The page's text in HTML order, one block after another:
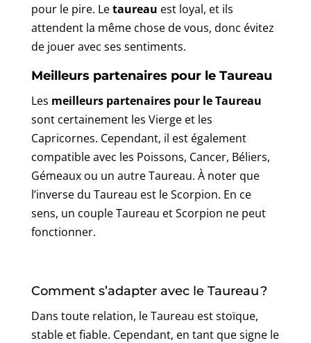
pour le pire. Letaureau est loyal, et ils
attendent la même chose de vous, donc évitez
de jouer avec ses sentiments.
Meilleurs partenaires pour le Taureau
Les meilleurs partenaires pour le Taureau
sont certainement les Vierge et les
Capricornes. Cependant, il est également
compatible avec les Poissons, Cancer, Béliers,
Gémeaux ou un autre Taureau. À noter que
l’inverse du Taureau est le Scorpion. En ce
sens, un couple Taureau et Scorpion ne peut
fonctionner.
Comment s’adapter avec le Taureau ?
Dans toute relation, le Taureau est stoïque,
stable et fiable. Cependant, en tant que signe le